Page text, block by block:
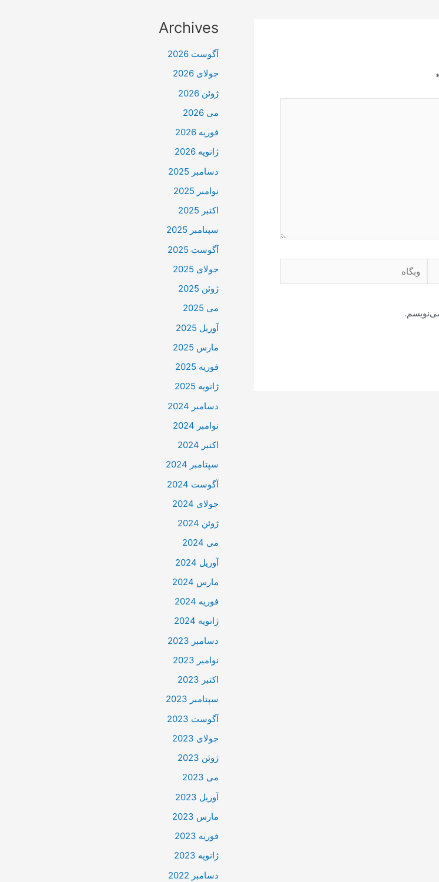
*
وبگاه
Archives
آگوست 2026
جولای 2026
ژوئن 2026
می 2026
فوریه 2026
ژانویه 2026
دسامبر 2025
نوامبر 2025
اکتبر 2025
سپتامبر 2025
آگوست 2025
جولای 2025
ژوئن 2025
می 2025
آوریل 2025
مارس 2025
فوریه 2025
ژانویه 2025
دسامبر 2024
نوامبر 2024
اکتبر 2024
سپتامبر 2024
آگوست 2024
جولای 2024
ژوئن 2024
می 2024
آوریل 2024
مارس 2024
فوریه 2024
ژانویه 2024
دسامبر 2023
نوامبر 2023
اکتبر 2023
سپتامبر 2023
آگوست 2023
جولای 2023
ژوئن 2023
می 2023
آوریل 2023
مارس 2023
فوریه 2023
ژانویه 2023
دسامبر 2022